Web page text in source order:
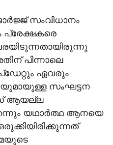
സംവിധാനം
പ്രേക്ഷകരെ
പിന്നാലെ
ഏവരും
സംഘട്ടന
ആയല്ല
യഥാർത്ഥ ആനയെ